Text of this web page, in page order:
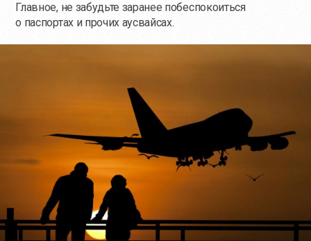
Главное, не забудьте заранее побеспокоиться
о паспортах и прочих аусвайсах.